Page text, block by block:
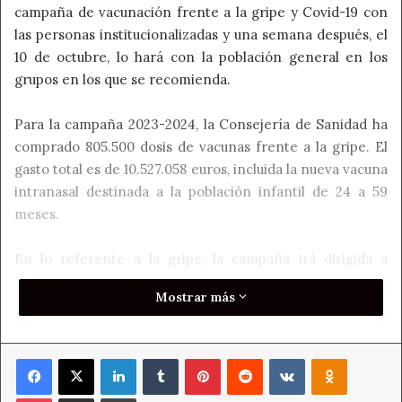
campaña de vacunación frente a la gripe y Covid-19 con
las personas institucionalizadas y una semana después, el
10 de octubre, lo hará con la población general en los
grupos en los que se recomienda.
Para la campaña 2023-2024, la Consejería de Sanidad ha
comprado 805.500 dosis de vacunas frente a la gripe. El
gasto total es de 10.527.058 euros, incluida la nueva vacuna
intranasal destinada a la población infantil de 24 a 59
meses.
En lo referente a la gripe, la campaña irá dirigida a
aquellos grupos de población con mayor riesgo de
complicaciones en caso de padecer la infección por gripe
alto riesgo de complicaciones.
El objetivo de la vacunación frente al Covid-19 es
Mostrar más
Facebook
X LinkedInTumblrPinterestReddit VKontakte
PocketCompartir por correo electrónicoImprimir